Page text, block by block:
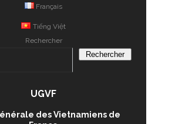
Français
Tiếng Việt
Rechercher
Rechercher
UGVF
des Vietnamiens de